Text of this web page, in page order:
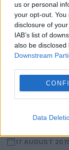
us or personal
your opt-out.
disclosure of
IAB’s list of
also be
Downstream
Data
Alin
turistică.
17 AUGUST